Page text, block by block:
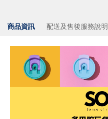
商品資訊 配送及售後服務說明